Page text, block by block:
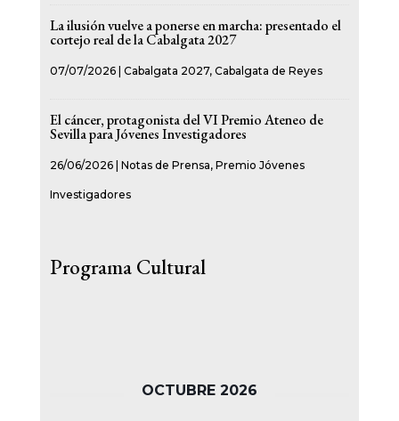
La ilusión vuelve a ponerse en marcha: presentado el
cortejo real de la Cabalgata 2027
07/07/2026| Cabalgata 2027, Cabalgata de Reyes
El cáncer, protagonista del VI Premio Ateneo de
Sevilla para Jóvenes Investigadores
26/06/2026| Notas de Prensa, Premio Jóvenes
Investigadores
Programa Cultural
OCTUBRE 2026